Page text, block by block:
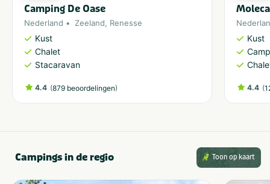
Camping De Oase
Nederland Zeeland, Renesse
Kust
Chalet
Stacaravan
4.4 (879 beoordelingen)
Kust
4.4 (
Campings in de regio Toon op kaart